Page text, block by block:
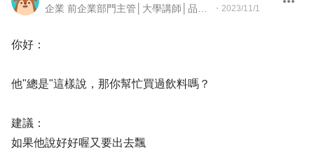
・ 2023/11/1
你好：
他"總是"這樣說，那你幫忙買過飲料嗎？
建議：
如果他說好好喔又要出去飄